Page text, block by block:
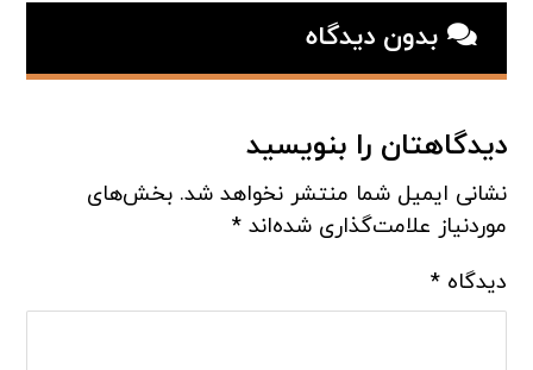
بدون دیدگاه
دیدگاهتان را بنویسید
نشانی ایمیل شما منتشر نخواهد شد. بخش‌های
موردنیاز علامت‌گذاری شده‌اند*
دیدگاه*